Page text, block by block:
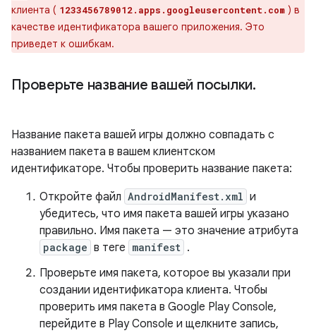
клиента ( 1233456789012.apps.googleusercontent.com ) в
качестве идентификатора вашего приложения. Это
приведет к ошибкам.
Проверьте название вашей посылки.
Название пакета вашей игры должно совпадать с
названием пакета в вашем клиентском
идентификаторе. Чтобы проверить название пакета:
Откройте файл AndroidManifest.xml и
убедитесь, что имя пакета вашей игры указано
правильно. Имя пакета — это значение атрибута
package в теге manifest .
Проверьте имя пакета, которое вы указали при
создании идентификатора клиента. Чтобы
проверить имя пакета в Google Play Console,
перейдите в Play Console и щелкните запись,